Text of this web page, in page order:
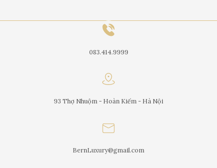
083.414.9999
93 Thợ Nhuộm - Hoàn Kiếm - Hà Nội
BernLuxury@gmail.com